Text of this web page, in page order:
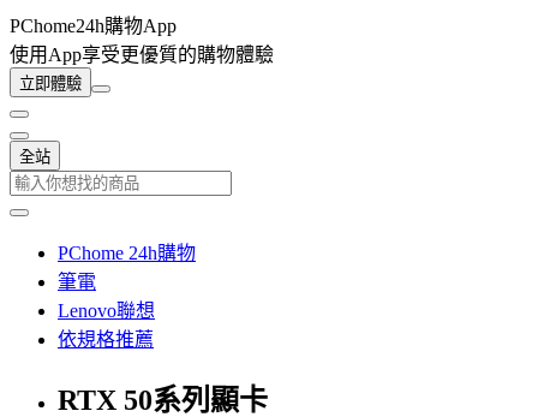
PChome24h購物App
使用App享受更優質的購物體驗
立即體驗
全站
PChome 24h購物
筆電
Lenovo聯想
依規格推薦
RTX 50系列顯卡